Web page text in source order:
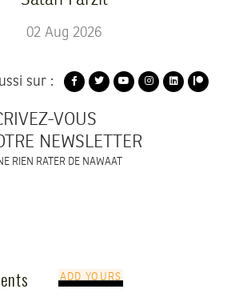
02 Aug 2026
sur :
VOUS
NEWSLETTER
RIEN RATER DE NAWAAT
ADD YOURS